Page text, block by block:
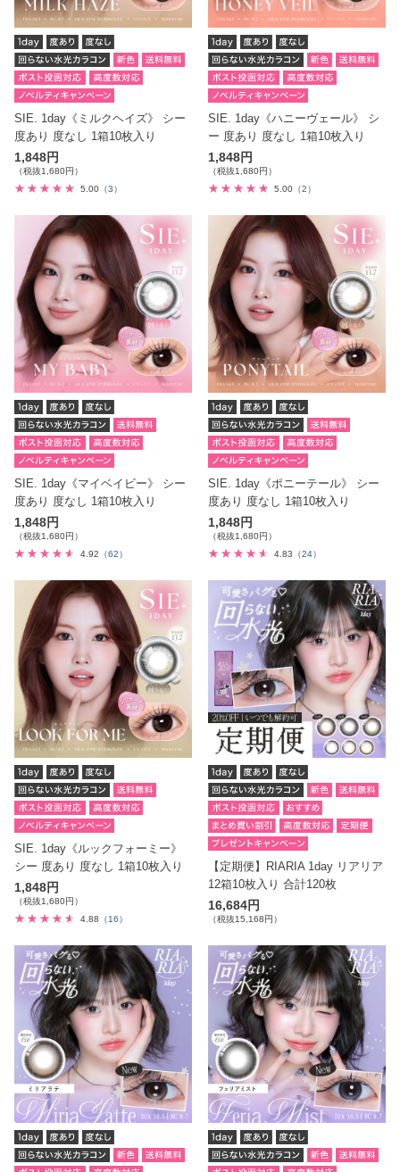
SIE. 1day《ミルクヘイズ》 シー
度あり 度なし 1箱10枚入り
1,848円
（税抜1,680円）
5.00 （3）
SIE. 1day《ハニーヴェール》 シ
ー 度あり 度なし 1箱10枚入り
1,848円
（税抜1,680円）
5.00 （2）
SIE. 1day《マイベイビー》 シー
度あり 度なし 1箱10枚入り
1,848円
（税抜1,680円）
4.92 （62）
SIE. 1day《ポニーテール》 シー
度あり 度なし 1箱10枚入り
1,848円
（税抜1,680円）
4.83
（24）
SIE. 1day《ルックフォーミー》
シー 度あり 度なし 1箱10枚入り
1,848円
（税抜1,680円）
4.88 （16）
【定期便】RIARIA 1day リアリア
12箱10枚入り 合計120枚
16,684円
（税抜15,168円）